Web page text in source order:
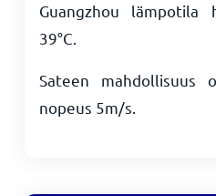
Guangzhou
39°C
Sateen mahdollisuus
nopeus 5m/s